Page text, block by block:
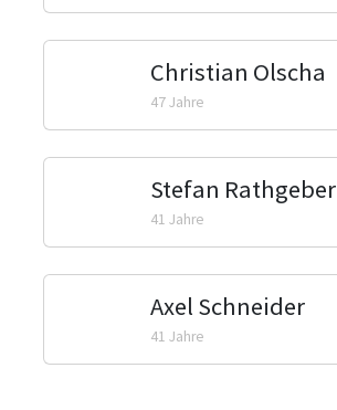
Christian Olscha
47 Jahre
Stefan Rathgeber
41 Jahre
Axel Schneider
41 Jahre